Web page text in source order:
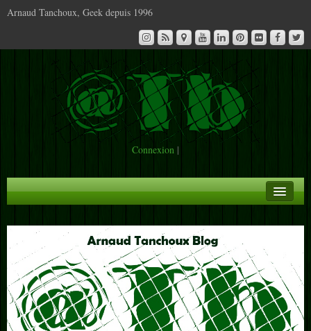
Arnaud Tanchoux, Geek depuis 1996
Connexion |
Infos
Contact